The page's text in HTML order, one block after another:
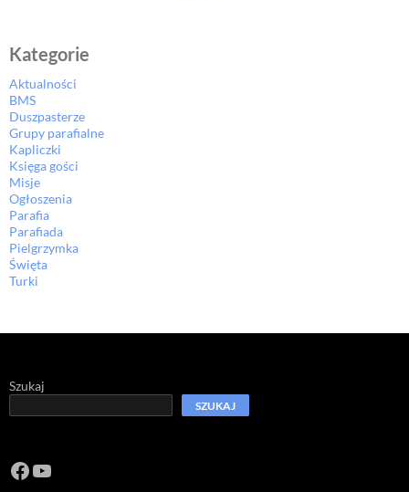
Kategorie
Aktualności
BMS
Duszpasterze
Grupy parafialne
Kapliczki
Księga gości
Misje
Ogłoszenia
Parafia
Parafiada
Pielgrzymka
Święta
Turki
Szukaj
SZUKAJ
Facebook
https://www.youtube.com/channel/